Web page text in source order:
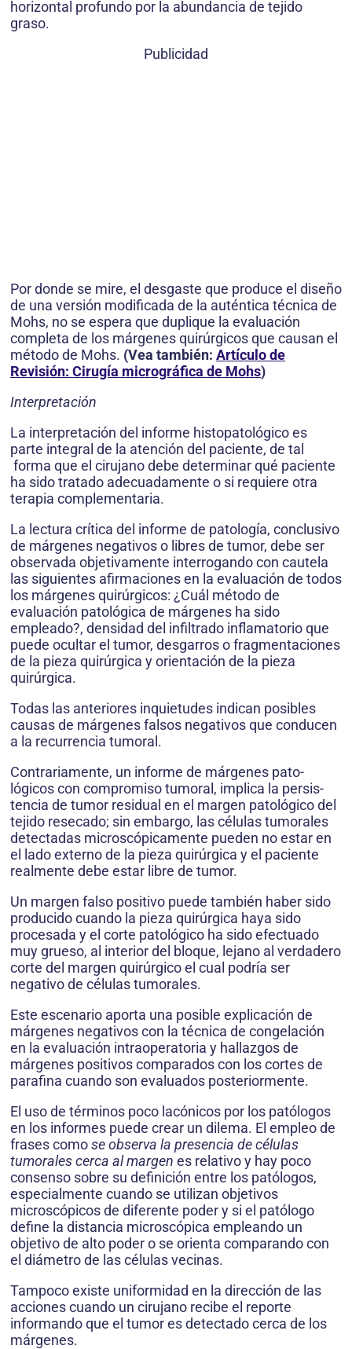
horizontal profundo por la abundancia de tejido
graso.
Publicidad
Por donde se mire, el desgaste que produce el diseño
de una versión modificada de la auténtica técnica de
Mohs, no se espera que duplique la evaluación
completa de los márgenes quirúrgicos que causan el
método de Mohs. (Vea también: Artículo de
Revisión: Cirugía micrográfica de Mohs)
Interpretación
La interpretación del informe histopatológico es
parte integral de la atención del paciente, de tal
forma que el cirujano debe determinar qué paciente
ha sido tratado adecuadamente o si requiere otra
terapia complementaria.
La lectura crítica del informe de patología, con­clusivo
de márgenes negativos o libres de tumor, debe ser
observada objetivamente interrogando con cautela
las siguientes afirmaciones en la evaluación de todos
los márgenes quirúrgicos: ¿Cuál método de
evaluación patológica de márgenes ha sido
empleado?, densidad del infiltrado inflamatorio que
puede ocultar el tumor, desgarros o fragmentacio­nes
de la pieza quirúrgica y orientación de la pieza
quirúrgica.
Todas las anteriores inquietudes indican posibles
causas de márgenes falsos negativos que conducen
a la recurrencia tumoral.
Contrariamente, un informe de márgenes pato­
lógicos con compromiso tumoral, implica la persis­
tencia de tumor residual en el margen patológico del
tejido resecado; sin embargo, las células tumorales
detectadas microscópicamente pueden no estar en
el lado externo de la pieza quirúrgica y el paciente
realmente debe estar libre de tumor.
Un margen falso positivo puede también haber sido
producido cuando la pieza quirúrgica haya sido
procesada y el corte patológico ha sido efectuado
muy grueso, al interior del bloque, lejano al verdadero
corte del margen quirúrgico el cual podría ser
negativo de células tumorales.
Este escenario aporta una posible explicación de
márgenes negativos con la técnica de congelación
en la evaluación intraoperatoria y hallazgos de
márgenes positivos comparados con los cortes de
parafina cuando son evaluados posteriormente.
El uso de términos poco lacónicos por los patólogos
en los informes puede crear un dilema. El empleo de
frases comose observa la presencia de células
tumorales cerca al margen es relativo y hay poco
consenso sobre su definición entre los patólogos,
especialmente cuando se utilizan objetivos
microscópicos de diferente poder y si el patólogo
define la distancia microscópica empleando un
objetivo de alto poder o se orienta comparando con
el diámetro de las células vecinas.
Tampoco existe uniformidad en la dirección de las
acciones cuando un cirujano recibe el reporte
informando que el tumor es detectado cerca de los
márgenes.